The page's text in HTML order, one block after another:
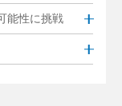
能性に挑戦